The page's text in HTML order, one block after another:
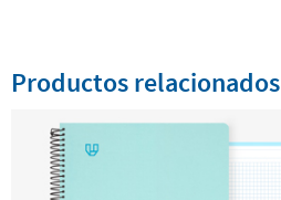
Productos relacionados